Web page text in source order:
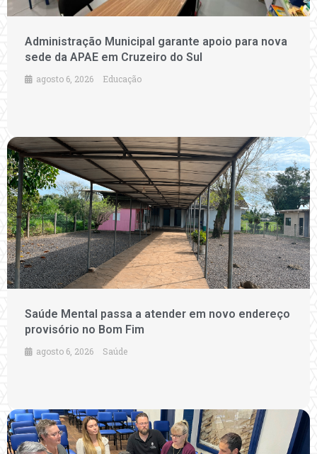
Administração Municipal garante apoio para nova
sede da APAE em Cruzeiro do Sul
agosto 6, 2026 Educação
Saúde Mental passa a atender em novo endereço
provisório no Bom Fim
agosto 6, 2026 Saúde